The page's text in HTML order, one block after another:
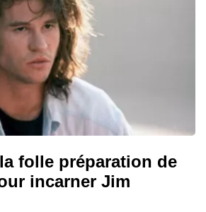
folle préparation de
incarner Jim